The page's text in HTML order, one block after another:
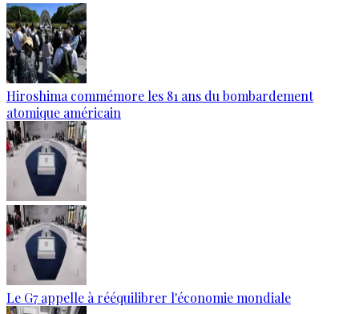
Hiroshima commémore les 81 ans du bombardement
atomique américain
Le G7 appelle à rééquilibrer l'économie mondiale